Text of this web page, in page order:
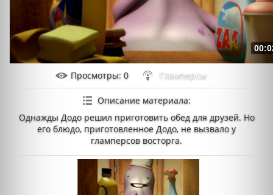
Просмотры: 0 Гламперсы
Описание материала:
Однажды Додо решил приготовить обед для друзей. Но
его блюдо, приготовленное Додо, не вызвало у
гламперсов восторга.